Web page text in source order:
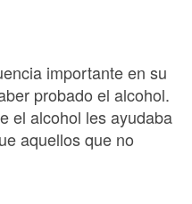
importante en su
probado el alcohol.
el alcohol les ayudaba
aquellos que no